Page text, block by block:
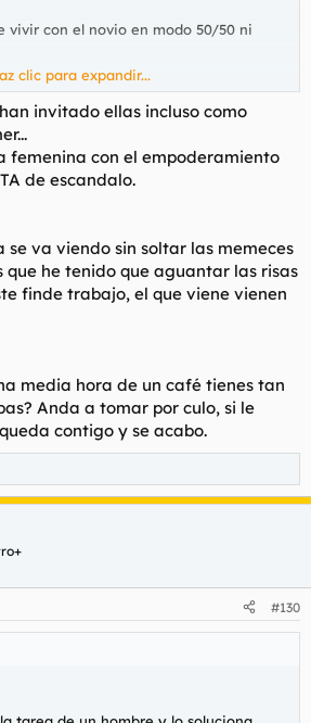
vivir con el novio en modo 50/50 ni
los tacaños.
tener que mantener al hombre tiene
hombre se queja de mantener a la
sigue siendo un tacaño y un mediocre.
que pasar por el aro por que las mujeres
clic para expandir...
invitado ellas incluso como
femenina con el empoderamiento
de escandalo.
se va viendo sin soltar las memeces
que he tenido que aguantar las risas
finde trabajo, el que viene vienen
media hora de un café tienes tan
? Anda a tomar por culo, si le
contigo y se acabo.
#130